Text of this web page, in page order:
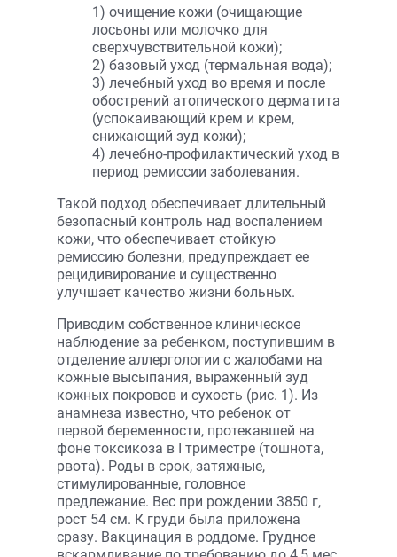
1) очищение кожи (очищающие
лосьоны или молочко для
сверхчувствительной кожи);
2) базовый уход (термальная вода);
3) лечебный уход во время и после
обострений атопического дерматита
(успокаивающий крем и крем,
снижающий зуд кожи);
4) лечебно-профилактический уход в
период ремиссии заболевания.
Такой подход обеспечивает длительный
безопасный контроль над воспалением
кожи, что обеспечивает стойкую
ремиссию болезни, предупреждает ее
рецидивирование и существенно
улучшает качество жизни больных.
Приводим собственное клиническое
наблюдение за ребенком, поступившим в
отделение аллергологии с жалобами на
кожные высыпания, выраженный зуд
кожных покровов и сухость (рис. 1). Из
анамнеза известно, что ребенок от
первой беременности, протекавшей на
фоне токсикоза в I триместре (тошнота,
рвота). Роды в срок, затяжные,
стимулированные, головное
предлежание. Вес при рождении 3850 г,
рост 54 см. К груди была приложена
сразу. Вакцинация в роддоме. Грудное